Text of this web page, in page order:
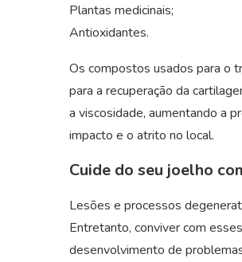
Plantas medicinais;
Antioxidantes.
Os compostos usados para o
para a recuperação da
a viscosidade, aumentando a
impacto e o atrito no local.
Cuide do seu joelho
Lesões e processos
Entretanto, conviver com
desenvolvimento de